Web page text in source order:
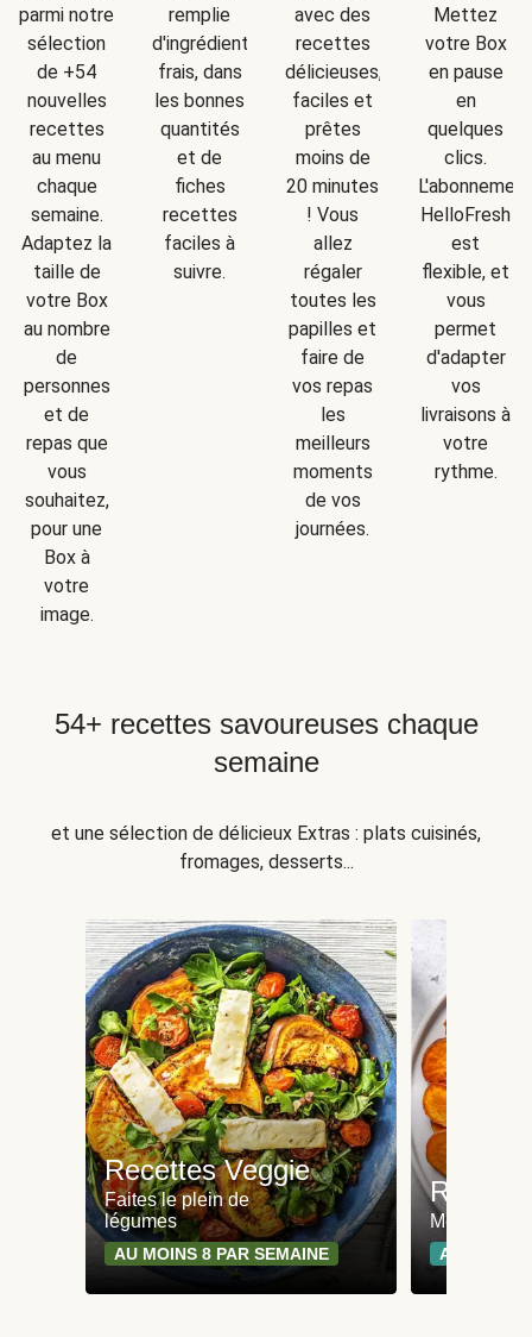
parmi notre
sélection
de +54
nouvelles
recettes
au menu
chaque
semaine.
Adaptez la
taille de
votre Box
au nombre
de
personnes
et de
repas que
vous
souhaitez,
pour une
Box à
votre
image.
remplie
d'ingrédients
frais, dans
les bonnes
quantités
et de
fiches
recettes
faciles à
suivre.
avec des
recettes
délicieuses,
faciles et
prêtes
moins de
20 minutes
! Vous
allez
régaler
toutes les
papilles et
faire de
vos repas
les
meilleurs
moments
de vos
journées.
Mettez
votre Box
en pause
en
quelques
clics.
L'abonnement
HelloFresh
est
flexible, et
vous
permet
d'adapter
vos
livraisons à
votre
rythme.
54+ recettes savoureuses chaque
semaine
et une sélection de délicieux Extras : plats cuisinés,
fromages, desserts...
Recettes Veggie
Faites le plein de
légumes
AU MOINS 8 PAR SEMAINE
Moins de
AU MOINS